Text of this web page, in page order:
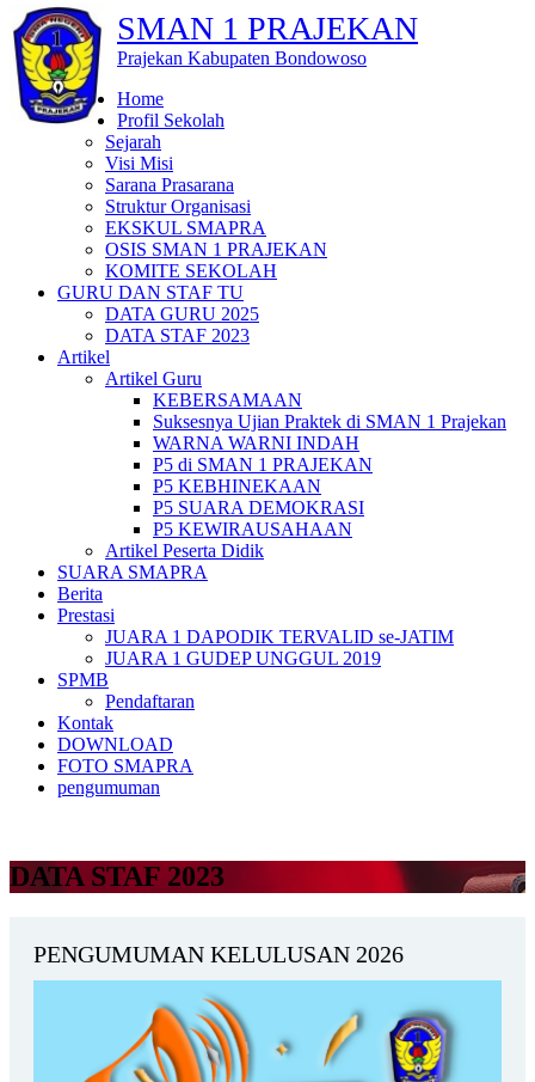
SMAN 1 PRAJEKAN
Prajekan Kabupaten Bondowoso
Home
Profil Sekolah
Sejarah
Visi Misi
Sarana Prasarana
Struktur Organisasi
EKSKUL SMAPRA
OSIS SMAN 1 PRAJEKAN
KOMITE SEKOLAH
GURU DAN STAF TU
DATA GURU 2025
DATA STAF 2023
Artikel
Artikel Guru
KEBERSAMAAN
Suksesnya Ujian Praktek di SMAN 1 Prajekan
WARNA WARNI INDAH
P5 di SMAN 1 PRAJEKAN
P5 KEBHINEKAAN
P5 SUARA DEMOKRASI
P5 KEWIRAUSAHAAN
Artikel Peserta Didik
SUARA SMAPRA
Berita
Prestasi
JUARA 1 DAPODIK TERVALID se-JATIM
JUARA 1 GUDEP UNGGUL 2019
SPMB
Pendaftaran
Kontak
DOWNLOAD
FOTO SMAPRA
pengumuman
DATA STAF 2023
PENGUMUMAN KELULUSAN 2026